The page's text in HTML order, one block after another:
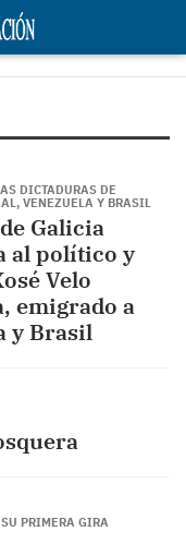
DICTADURAS DE
VENEZUELA Y BRASIL
Galicia
al político y
Velo
emigrado a
y Brasil
PRIMERA GIRA